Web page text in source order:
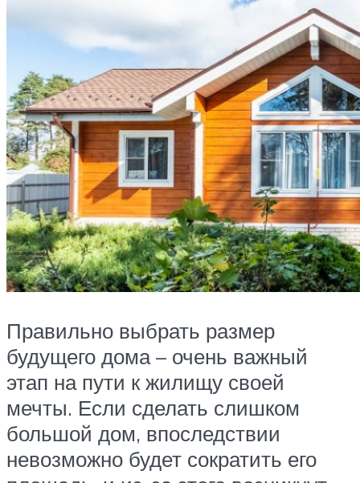
Правильно выбрать размер
будущего дома – очень важный
этап на пути к жилищу своей
мечты. Если сделать слишком
большой дом, впоследствии
невозможно будет сократить его